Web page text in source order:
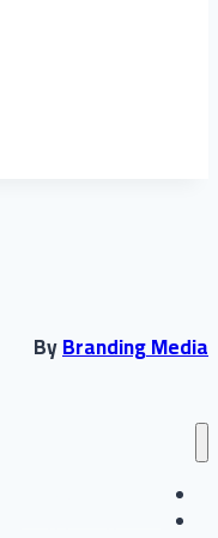
ByBranding Media